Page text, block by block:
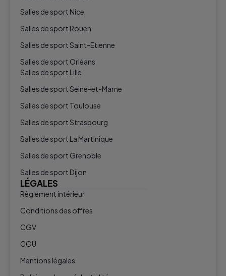
Salles de sport Nice
Salles de sport Rouen
Salles de sport Saint-Etienne
Salles de sport Orléans
Salles de sport Lille
Salles de sport Seine-et-Marne
Salles de sport Toulouse
Salles de sport Strasbourg
Salles de sport La Martinique
Salles de sport Grenoble
Salles de sport Dijon
LÉGALES
Règlement intérieur
Conditions des offres
CGV
CGU
Mentions légales